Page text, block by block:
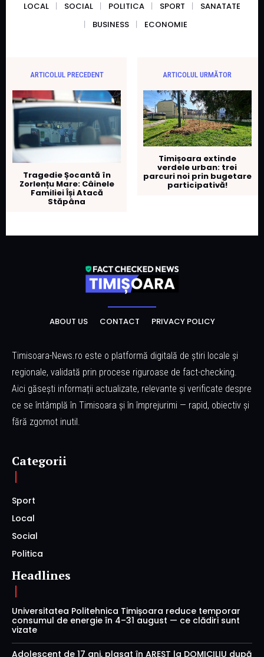
LOCAL SOCIAL POLITICA SPORT
SANATATE
BUSINESS
ECONOMIE
ARTICOLUL PRECEDENT
Tragedie Șocantă în
Zorlențu Mare: Câinele
Familiei Își Atacă
Stăpâna
ARTICOLUL URMĂTOR
Timișoara extinde
verdele urban: trei
parcuri noi prin bugetare
participativă!
ABOUT US CONTACT PRIVACY POLICY
Timisoara-News.ro este o platformă digitală de știri locale și
regionale, validată prin procese riguroase de fact-checking.
Aici găsești informații actualizate, relevante și verificate despre
ce se întâmplă în Timisoara și în împrejurimi — rapid, obiectiv și
fără zgomot inutil.
Categorii
Sport
Local
Social
Politica
Headlines
Universitatea Politehnica Timișoara reduce temporar
consumul de energie în 4–31 august — ce clădiri sunt
vizate
Adolescent de 17 ani, plasat în AREST la DOMICILIU după